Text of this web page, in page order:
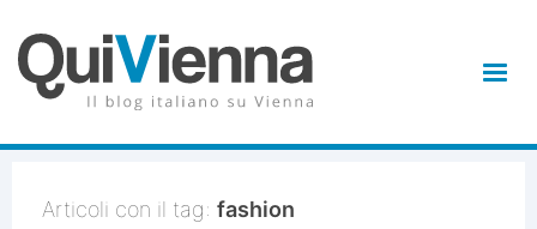
Articoli con il tag: fashion